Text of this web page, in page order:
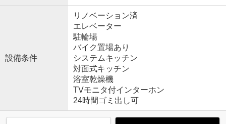
設備条件
リノベーション済
エレベーター
駐輪場
バイク置場あり
システムキッチン
対面式キッチン
浴室乾燥機
TVモニタ付インターホン
24時間ゴミ出し可